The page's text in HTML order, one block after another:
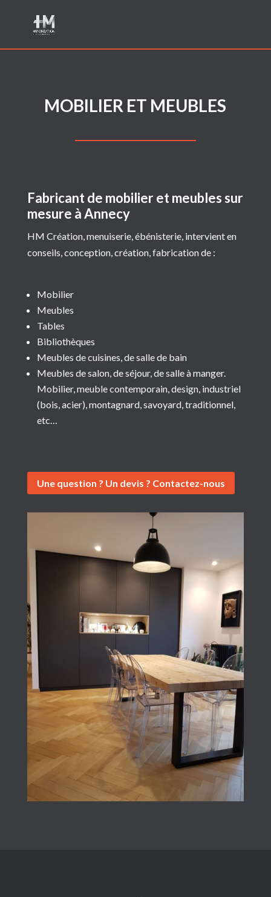
MOBILIER ET MEUBLES
Fabricant de mobilier et meubles sur
mesure à Annecy
HM Création, menuiserie, ébénisterie, intervient en
conseils, conception, création, fabrication de :
Mobilier
Meubles
Tables
Bibliothèques
Meubles de cuisines, de salle de bain
Meubles de salon, de séjour, de salle à manger.
Mobilier, meuble contemporain, design, industriel
(bois, acier), montagnard, savoyard, traditionnel,
etc…
Une question ? Un devis ? Contactez-nous